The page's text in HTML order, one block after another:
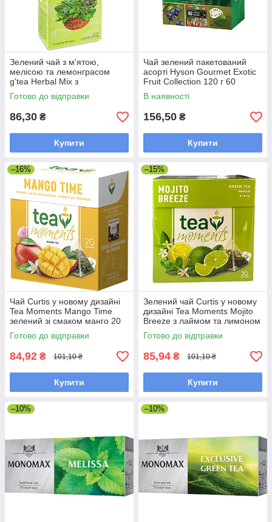
Зелений чай з м'ятою,
мелісою та лемонграсом
g'tea Herbal Mix з
натуральними травами 25
пакетиків
Готово до відправки
86,30 ₴
Купити
Чай зелений пакетований
асорті Hyson Gourmet Exotic
Fruit Collection 120 г 60
пакетиків 6 екзотичних смаків
В наявності
156,50 ₴
Купити
–16%
Чай Curtis у новому дизайні
Tea Moments Mango Time
зелений зі смаком манго 20
пірамідок
Готово до відправки
84,92 ₴ 101,10 ₴
Купити
–15%
Зелений чай Curtis у новому
дизайні Tea Moments Mojito
Breeze з лаймом та лимоном
20 пірамідок
Готово до відправки
85,94 ₴ 101,10 ₴
Купити
–10% –10%